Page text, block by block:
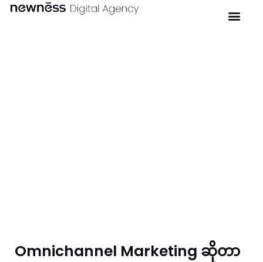
Omnichannel Marketing ဆိုတာ